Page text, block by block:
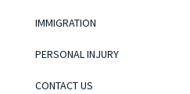
IMMIGRATION
PERSONAL INJURY
CONTACT US